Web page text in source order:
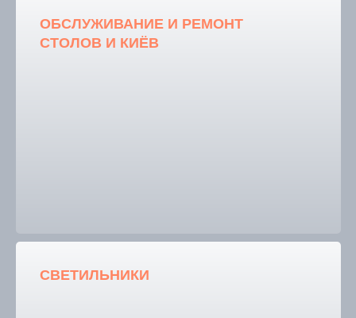
ОБСЛУЖИВАНИЕ И РЕМОНТ
СТОЛОВ И КИЁВ
СВЕТИЛЬНИКИ